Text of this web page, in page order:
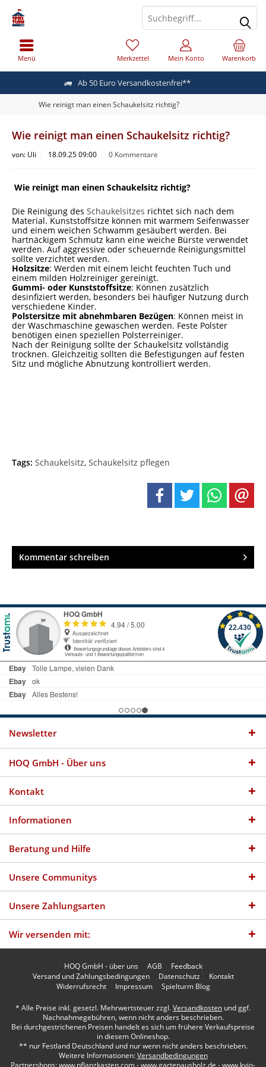
Ab 50 Euro Versandkostenfrei**
Menü Warenkorb
Merkzettel Mein Konto
Wie reinigt man einen Schaukelsitz richtig?
Wie reinigt man einen Schaukelsitz richtig?
von: Uli 18.09.25 09:00 0 Kommentare
Wie reinigt man einen Schaukelsitz richtig?
Die Reinigung des Schaukelsitzes richtet sich nach dem
Material. Kunststoffsitze können mit warmem Seifenwasser
und einem weichen Schwamm gesäubert werden. Bei
hartnäckigem Schmutz kann eine weiche Bürste verwendet
werden. Auf aggressive oder scheuernde Reinigungsmittel
sollte verzichtet werden.
Holzsitze: Werden mit einem leicht feuchten Tuch und
einem milden Holzreiniger gereinigt.
Gummi- oder Kunststoffsitze: Können zusätzlich
desinfiziert werden, besonders bei häufiger Nutzung durch
verschiedene Kinder.
Polstersitze mit abnehmbaren Bezügen: Können meist in
der Waschmaschine gewaschen werden. Feste Polster
benötigen einen speziellen Polsterreiniger.
Nach der Reinigung sollte der Schaukelsitz vollständig
trocknen. Gleichzeitig sollten die Befestigungen auf festen
Sitz und mögliche Abnutzung kontrolliert werden.
Tags: Schaukelsitz, Schaukelsitz pflegen
Kommentar schreiben
Newsletter
HOQ GmbH - Über uns
Kontakt
Informationen
Beratung und Hilfe
Unsere Communitys
Unsere Zahlungsarten
Wir versenden mit:
HOQ GmbH - über uns AGB
Feedback
Versand und Zahlungsbedingungen
Datenschutz
Kontakt
Widerrufsrecht
Impressum Spielturm Blog
* Alle Preise inkl. gesetzl. Mehrwertsteuer zzgl.Versandkosten und ggf.
Nachnahmegebühren, wenn nicht anders beschrieben.
Bei durchgestrichenen Preisen handelt es sich um frühere Verkaufspreise
in diesem Onlineshop.
** nur Festland Deutschland und nur wenn nicht anders beschrieben.
Weitere Informationen:Versandbedingungen